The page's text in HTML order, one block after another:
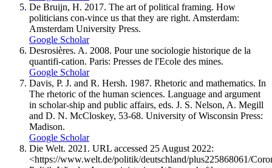
De Bruijn, H. 2017. The art of political framing. How
politicians con-vince us that they are right. Amsterdam:
Amsterdam University Press.
Google Scholar
Desrosières. A. 2008. Pour une sociologie historique de la
quantifi-cation. Paris: Presses de l'Ecole des mines.
Google Scholar
Davis, P. J. and R. Hersh. 1987. Rhetoric and mathematics. In
The rhetoric of the human sciences. Language and argument
in scholar-ship and public affairs, eds. J. S. Nelson, A. Megill
and D. N. McCloskey, 53-68. University of Wisconsin Press:
Madison.
Google Scholar
Die Welt. 2021. URL accessed 25 August 2022:
<https://www.welt.de/politik/deutschland/plus225868061/